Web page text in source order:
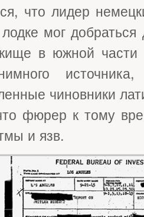
что лидер
мог
в южной
чиновники
фюрер к тому
и язв.